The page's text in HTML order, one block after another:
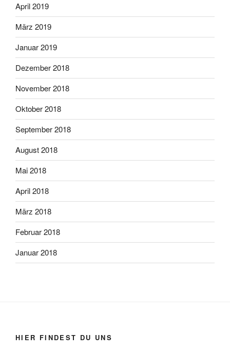
April 2019
März 2019
Januar 2019
Dezember 2018
November 2018
Oktober 2018
September 2018
August 2018
Mai 2018
April 2018
März 2018
Februar 2018
Januar 2018
HIER FINDEST DU UNS